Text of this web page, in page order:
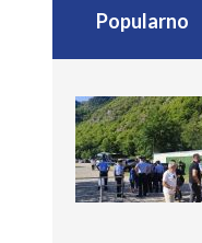
Popularno